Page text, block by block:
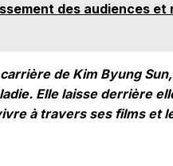
des audiences
de Kim Byung
Elle laisse derrière
à travers ses films et